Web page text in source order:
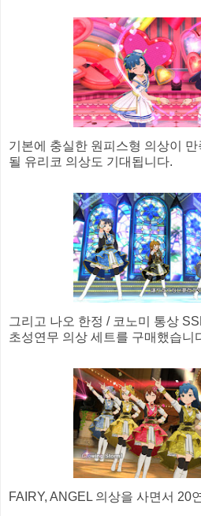
기본에 충실한 원피스형 의상이
될 유리코 의상도 기대됩니다.
그리고 나오 한정 / 코노미 통상
초성연무 의상 세트를 구매했습니
FAIRY, ANGEL 의상을 사면서 20